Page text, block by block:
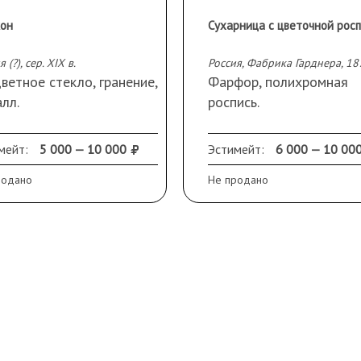
(?), сер. XIX в.
стекло, гранение,
ширина 6,5 см.
даёт
цвет.
5 000 — 10 000
Сухарница с цветочной
Фарфор, полихромная
роспись.
въ Москвъ» под
орлом (красная печать);
«375» (от руки)
10,5х30,0х22,0 см
Эстимейт: 6 000 — 10
Не продано